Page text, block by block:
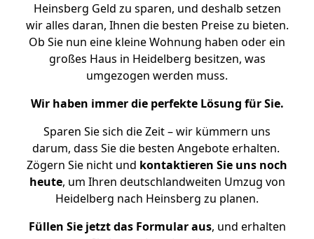
Heinsberg Geld zu sparen, und deshalb setzen
wir alles daran, Ihnen die besten Preise zu bieten.
Ob Sie nun eine kleine Wohnung haben oder ein
großes Haus in Heidelberg besitzen, was
umgezogen werden muss.
Wir haben immer die perfekte Lösung für Sie.
Sparen Sie sich die Zeit – wir kümmern uns
darum, dass Sie die besten Angebote erhalten.
Zögern Sie nicht und kontaktieren Sie uns noch
heute, um Ihren deutschlandweiten Umzug von
Heidelberg nach Heinsberg zu planen.
Füllen Sie jetzt das Formular aus, und erhalten